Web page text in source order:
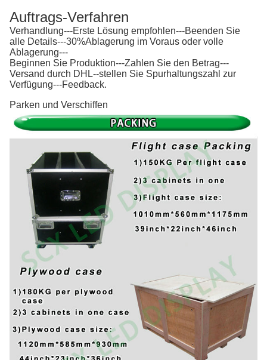
Auftrags-Verfahren
Verhandlung---Erste Lösung empfohlen---Beenden Sie
alle Details---30%Ablagerung im Voraus oder volle
Ablagerung---
Beginnen Sie Produktion---Zahlen Sie den Betrag---
Versand durch DHL--stellen Sie Spurhaltungszahl zur
Verfügung---Feedback.
Parken und Verschiffen